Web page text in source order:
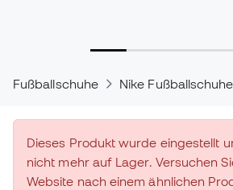
Fußballschuhe Nike Fußballschuhe
Dieses Produkt wurde eingestellt
nicht mehr auf Lager. Versuchen
Website nach einem ähnlichen